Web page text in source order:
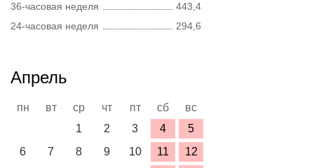
36-часовая неделя
443,4
24-часовая неделя
294,6
Апрель
пн вт ср чт пт сб
вс
1
2 3 4
5
6
7 8 9 10 11
12